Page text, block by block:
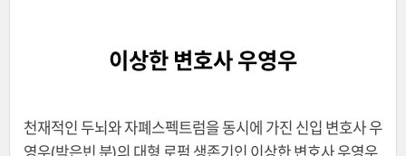
이상한 변호사 우영우
천재적인 두뇌와 자폐스펙트럼을 동시에 가진 신입 변호사 우
영우(박은빈 분)의 대형 로펌 생존기인 이상한 변호사 우영우